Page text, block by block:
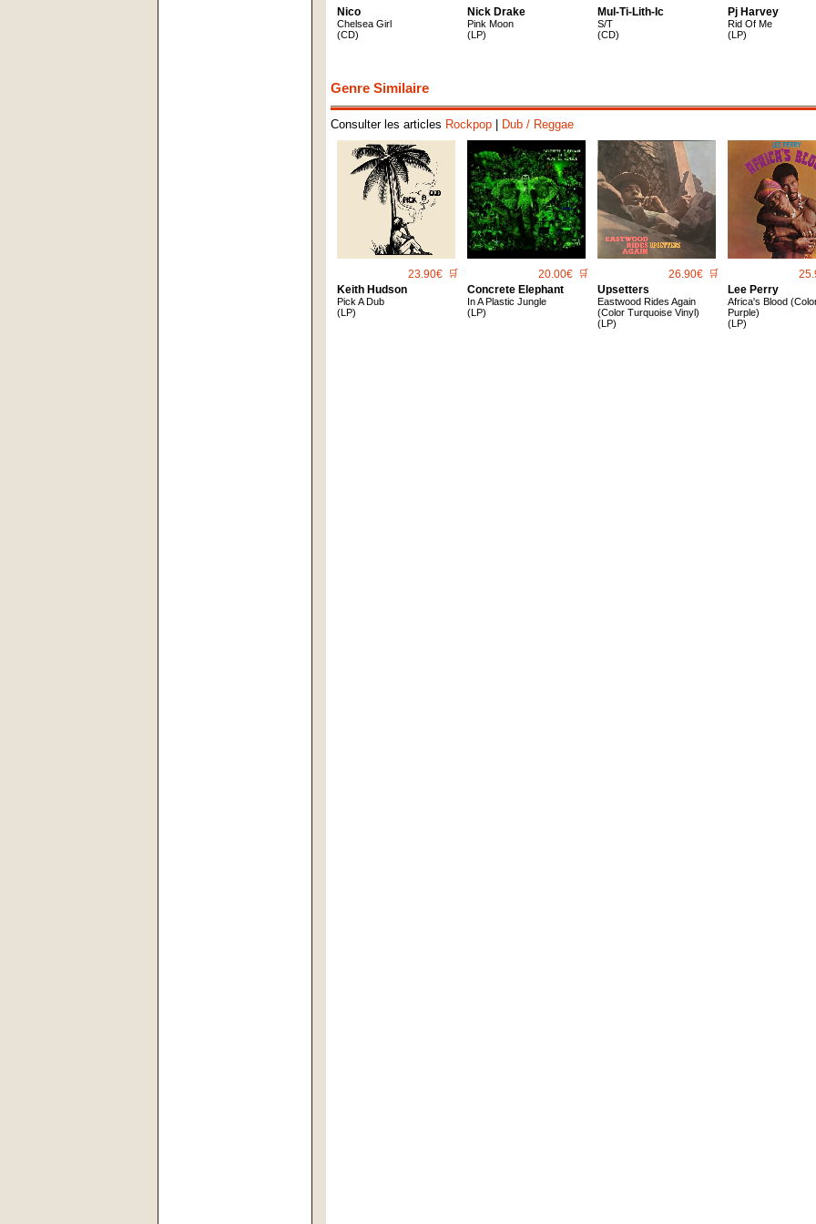
Nico
Chelsea Girl
(CD)
Nick Drake
Pink Moon
(LP)
Mul-Ti-Lith-Ic
S/T
(CD)
Pj Harvey
Rid Of Me
(LP)
Genre Similaire
Consulter les articles Rockpop| Dub / Reggae
23.90€ 🛒
Keith Hudson
Pick A Dub
(LP)
20.00€ 🛒
Concrete Elephant
In A Plastic Jungle
(LP)
26.90€ 🛒
Upsetters
Eastwood Rides Again
(Color Turquoise Vinyl)
(LP)
Lee Perry
Africa's Blood
Purple)
(LP)